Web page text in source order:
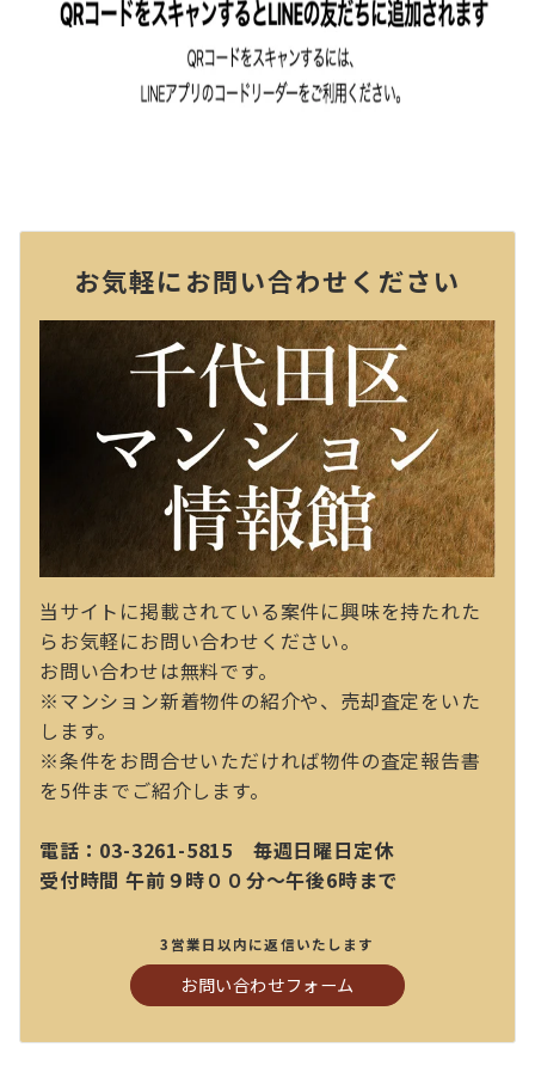
お気軽にお問い合わせください
当サイトに掲載されている案件に興味を持たれた
らお気軽にお問い合わせください。
お問い合わせは無料です。
※マンション新着物件の紹介や、売却査定をいた
します。
※条件をお問合せいただければ物件の査定報告書
を5件までご紹介します。
電話：03-3261-5815 毎週日曜日定休
受付時間 午前９時００分～午後6時まで
3営業日以内に返信いたします
お問い合わせフォーム